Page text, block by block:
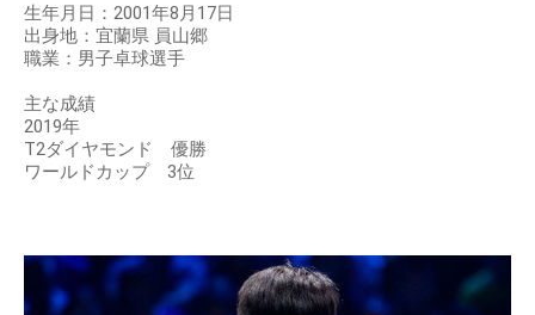
生年月日：2001年8月17日
出身地：宜蘭県 員山郷
職業：男子卓球選手
主な成績
2019年
T2ダイヤモンド 優勝
ワールドカップ 3位